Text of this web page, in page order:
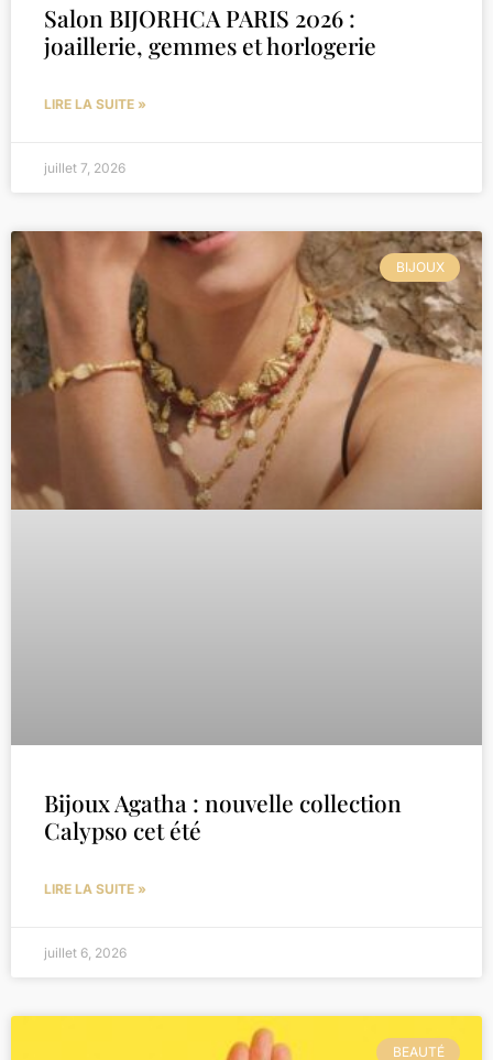
Salon BIJORHCA PARIS 2026 :
joaillerie, gemmes et horlogerie
LIRE LA SUITE »
juillet 7, 2026
BIJOUX
Bijoux Agatha : nouvelle collection
Calypso cet été
LIRE LA SUITE »
juillet 6, 2026
BEAUTÉ